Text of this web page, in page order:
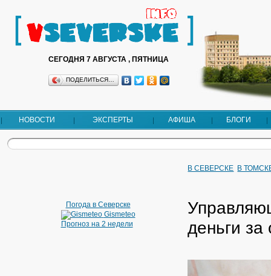
СЕГОДНЯ 7 АВГУСТА , ПЯТНИЦА
ПОДЕЛИТЬСЯ…
НОВОСТИ ЭКСПЕРТЫ АФИША БЛОГИ
Погода в Северске
Gismeteo
Прогноз на 2 недели
В СЕВЕРСКЕ В
деньги за